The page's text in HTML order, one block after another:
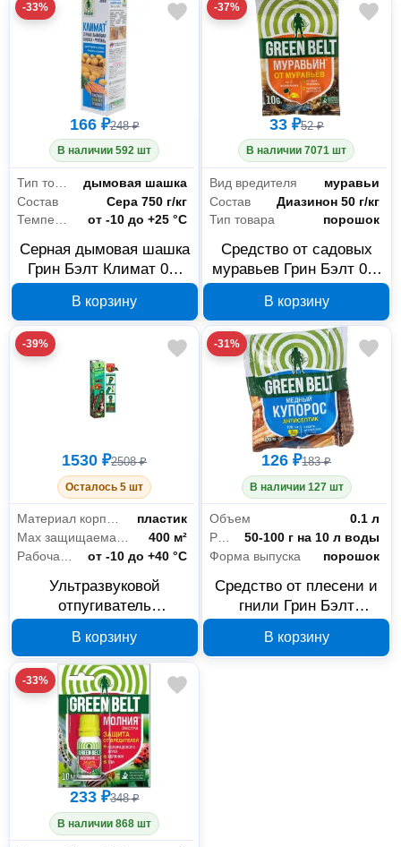
-33%
166 ₽248 ₽
В наличии 592 шт
дымовая шашка
Состав
Сера 750 г/кг
Температурный режим
от -10 до +25 °С
Серная дымовая шашка
Грин Бэлт Климат 01-
В корзину
-37%
33 ₽52 ₽
В наличии 7071 шт
Вид вредителя
муравьи
Состав
Диазинон 50 г/кг
Тип товара
порошок
Средство от садовых
муравьев Грин Бэлт 01-
В корзину
-39%
1530 ₽2508 ₽
Осталось 5 шт
Материал корпуса
пластик
Max защищаемая площадь
400 м²
от -10 до +40 °С
Ультразвуковой
отпугиватель
Грин Бэлт Антикрот 06-
592
В корзину
-31%
126 ₽183 ₽
В наличии 127 шт
Объем
0.1 л
Расход
50-100 г на 10 л воды
Форма выпуска
порошок
Средство от плесени и
гнили Грин Бэлт
В корзину
-33%
233 ₽348 ₽
В наличии 868 шт